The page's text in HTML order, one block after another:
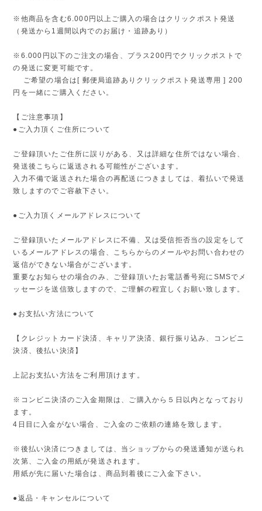
※他商品を含む6.000円以上ご購入の場合はクリックポスト発送
（発送から1週間以内でのお届け・追跡あり）
※6.000円以下のご注文の場合、プラス200円でクリックポストで
の発送に変更可能です。
ご希望の場合は[ 郵便局追跡ありクリックポスト発送専用 ] 200
円を一緒にご購入ください。
【ご注意事項】
●ご入力頂くご住所について
ご登録頂いたご住所に誤りがある、又は詳細な住所ではない場合、
発送後こちらに返送される可能性がございます。
入力不備で返送された場合の再配送につきましては、着払いで発送
致しますのでご容赦下さい。
●ご入力頂くメールアドレスについて
ご登録頂いたメールアドレスに不備、又は受信拒否当の設定をして
いるメールアドレスの場合、こちらからのメールやお問い合わせの
返信ができない場合がございます。
重要なお知らせの場合のみ、ご登録頂いたお電話番号宛にSMSでメ
ッセージを送信致しますので、ご理解の程宜しくお願い致します。
●お支払い方法について
【クレジットカード決済、キャリア決済、銀行振り込み、コンビニ
決済、後払い決済】
上記お支払い方法をご利用頂けます。
※コンビニ決済のご入金期限は、ご購入から５日以内となっており
ます。
4日目に入金がない場合、ご入金のご依頼の連絡を致します。
※後払い決済につきましては、当ショップからの発送通知が送られ
次第、ご入金の用紙が発送されます。
用紙が先に届いた場合は、商品到着後にご入金下さい。
●返品・キャンセルについて